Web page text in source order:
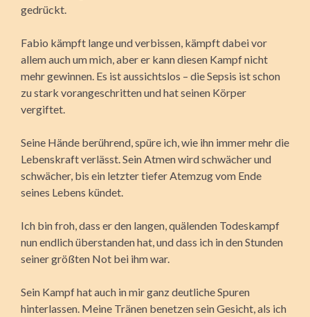
gedrückt.
Fabio kämpft lange und verbissen, kämpft dabei vor
allem auch um mich, aber er kann diesen Kampf nicht
mehr gewinnen. Es ist aussichtslos – die Sepsis ist schon
zu stark vorangeschritten und hat seinen Körper
vergiftet.
Seine Hände berührend, spüre ich, wie ihn immer mehr die
Lebenskraft verlässt. Sein Atmen wird schwächer und
schwächer, bis ein letzter tiefer Atemzug vom Ende
seines Lebens kündet.
Ich bin froh, dass er den langen, quälenden Todeskampf
nun endlich überstanden hat, und dass ich in den Stunden
seiner größten Not bei ihm war.
Sein Kampf hat auch in mir ganz deutliche Spuren
hinterlassen. Meine Tränen benetzen sein Gesicht, als ich